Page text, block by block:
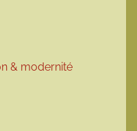
& modernité